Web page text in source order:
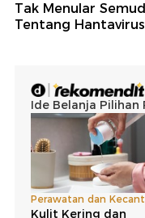
Tak Menular
Tentang Hantavirus